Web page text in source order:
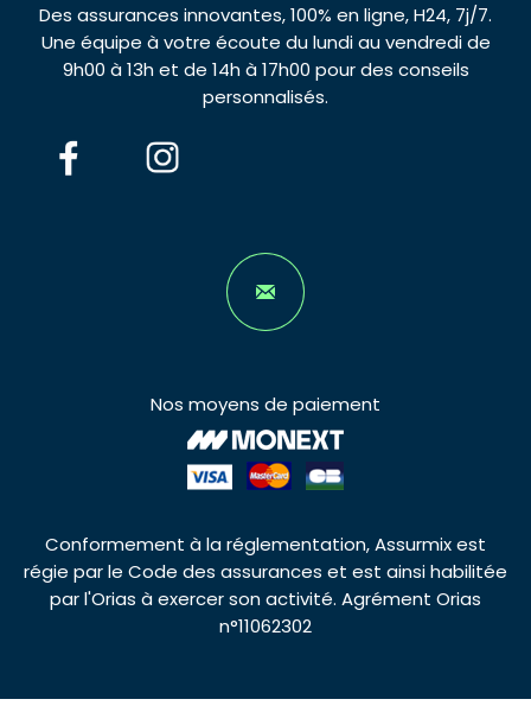
Des assurances innovantes, 100% en ligne, H24, 7j/7.
Une équipe à votre écoute du lundi au vendredi de
9h00 à 13h et de 14h à 17h00 pour des conseils
personnalisés.
Nos moyens de paiement
Conformement à la réglementation, Assurmix est
régie par le Code des assurances et est ainsi habilitée
par l'Orias à exercer son activité. Agrément Orias
n°11062302